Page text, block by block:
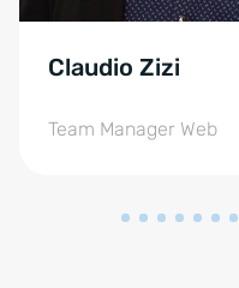
Claudio Zizi
Team Manager Web